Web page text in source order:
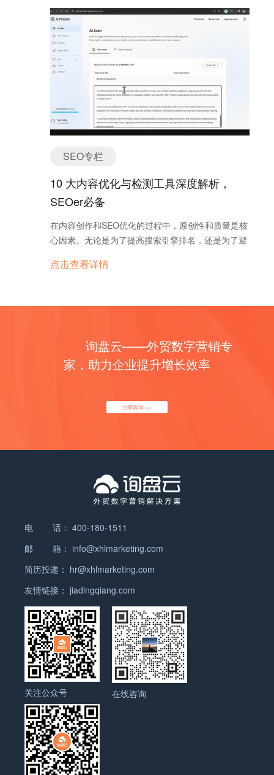
法锁定目标客群，也就是使用者只要输入相关的字，
你的关键字广告很有可能都会搜寻的使用者被看到。
在刚开始设定广告活动的时候也比较少选择完全比对
(Exact Match)，因为这必须是使用者非常精确在搜寻
引擎上输入一模一样的关键字时，才会跳出你的广
告。 大部份在设定前面一两个测试市场反应的广告活
动时，会选择词组比对(Phrase Match)，不仅当使用
在搜寻该关键字时会跳出广告，还有当使用者搜寻具
相关连的字词出现时，也会出现你的广告。 第七步：
设定转化率追踪 投放广告的最终目的是为了带来转
化，如果没有的话，一切都是白做工，所以你要追踪
每个广告活动的转换成效，并且根据转化效果不断优
化自己的广告。 现在常见的设定转化率追踪的方式是
在网页关键处进行埋点，确定有效转化。如果是B2C
企业，这个方法当然是十分有效的，客户如果直接购
买产品，转化效果一目了然。但是针对B2B企业来
的成功转化并不仅仅是访客在网站，而是一条有效的
转化数据帮助企业优化广告投放效率，实现企业的精
准营销。
标题。如果页面中使用了多个H1标签，可能会让搜索
引擎混淆，影响排名。 忽略层次结构： H标签应按层
级顺序使用。H1是页面的主标题，H2是次级标题，
H3、H4依此类推，切忌跳过某个级别。 标题内容不
相关： H标签中的内容应准确反映页面内容。如果H
标签内容与页面内容不符，可能会误导用户，也不利
于搜索引擎的抓取。 6. 移动SEO和H标签的关系
随着移动设备的普及，移动端SEO也越来越重要。幸
运的是，H标签在移动端页面优化中同样起着关键作
用。合理使用H标签不仅能提高桌面端用户体验，也
能改善移动端的页面结构，确保手机用户能够方便地
你的网站支持多语言，H标签的使用也非常关键。在
多语言SEO中，确保不同语言版本的页面都有正确的
语言版本之间的关系，并提高不同地区的搜索排名。
8. 社交媒体和H标签的关联 H标签不仅影响搜索引
擎优化，还能影响网页在社交媒体上的展示。例如，
当网页链接在社交平台上被分享时，H1标签通常作为
升关键词相关性，还能改善用户体验，降低跳出率。
此外，H标签对移动端优化、多语言网站和社交媒体
共享等方面也有重要影响。 但要注意，H标签的使
结构安排和关键词布局，H标签将成为提升网页排
SEO专栏
10 大内容优化与检测工具深度解析，
SEOer必备
在内容创作和SEO优化的过程中，原创性和质量是核
心因素。无论是为了提高搜索引擎排名，还是为了避
帮助您优化内容，并确保符合SEO标准。以下是详细
的核心功能是生成一个概率评分，帮助用户了解文本
中哪些部分可能由AI生成。 特点： 快速检测：无需
复杂操作，只需上传文本即可完成分析。 精确评分：
告。 教育友好：支持论文、作业等多种内容格式。
适用场景：GPTZero 能帮助内容创作者确保生成的
论文的原创性，也可用于SEO团队优化网站内容。
网址：GPTZero 2. Originality.ai 什么是
Originality.ai？Originality.ai 是一个专为内容创作者和
袭，还可以识别是否存在AI生成内容的痕迹。对于需
要发布到Google等搜索引擎的内容，Originality.ai 是
提升可信度的重要工具。 特点： 高效检测：支持检
测 GPT-3、GPT-4 等语言模型生成的内容。 团队协
作：允许团队成员一起审核内容。 内容分数：标注可
疑内容，帮助用户进行针对性修改。 适用场
景： Originality.ai 可确保您的内容在搜索引擎中不会
被标记为低质量内容，降低因AI生成痕迹而被惩罚的
风险。此外，它还能帮助SEO专家优化文章结构，提
升排名。适合SEO团队、内容营销专家，尤其适合需
要创建大量原创内容的网站。 网址：Originality.ai
3. Turnitin 什么是 Turnitin？Turnitin 是学术界广泛使
用的抄袭检测工具，主要用于检测学生论文、研究文
章的原创性。它拥有一个庞大的数据库，包括学术论
文、书籍和网络资源，可轻松发现内容的相似性。 特
点： 庞大的数据库：比对全球多个学术资源，精准检
测抄袭。 详细报告：提供相似性百分比和详细来源。
点击查看详情
询盘云——外贸数字营销专
家，助力企业提升增长效率
立即咨询 >>
电 话： 400-180-1511
邮 箱： info@xhlmarketing.com
简历投递： hr@xhlmarketing.com
友情链接： jiadingqiang.com
关注公众号 在线咨询